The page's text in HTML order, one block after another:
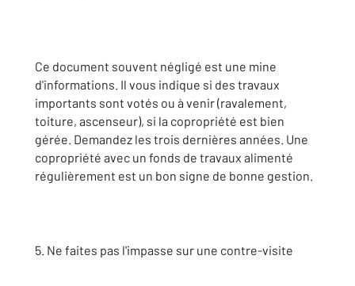
Ce document souvent négligé est une mine
d'informations. Il vous indique si des travaux
importants sont votés ou à venir (ravalement,
toiture, ascenseur), si la copropriété est bien
gérée. Demandez les trois dernières années. Une
copropriété avec un fonds de travaux alimenté
régulièrement est un bon signe de bonne gestion.
5. Ne faites pas l'impasse sur une contre-visite